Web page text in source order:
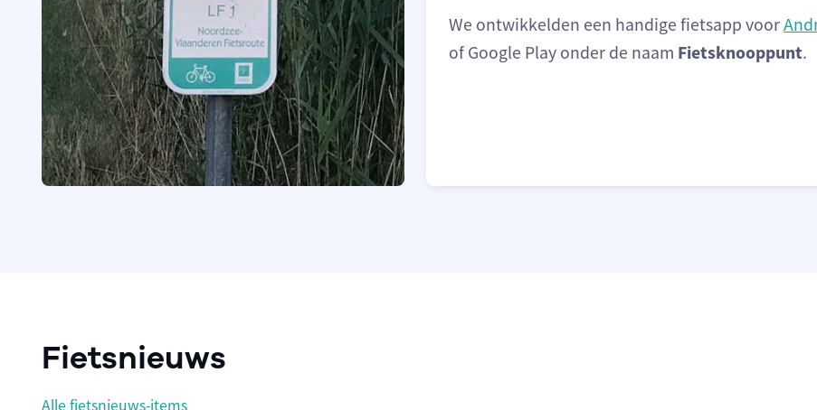
We ontwikkelden een handige fietsapp voor
of Google Play onder de naam Fietsknooppunt.
Fietsnieuws
Alle fietsnieuws-items